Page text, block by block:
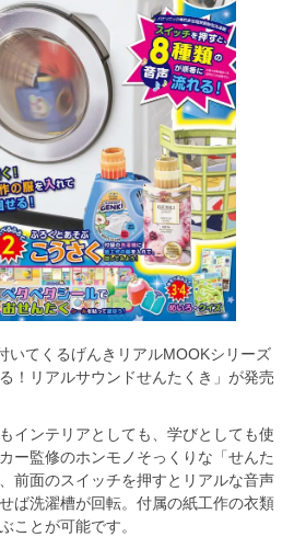
いてくるげんきリアルMOOKシリーズ
！リアルサウンドせんたくき」が発売
インテリアとしても、学びとしても使
ー監修のホンモノそっくりな「せんた
前面のスイッチを押すとリアルな音声
ば洗濯槽が回転。付属の紙工作の衣類
ことが可能です。